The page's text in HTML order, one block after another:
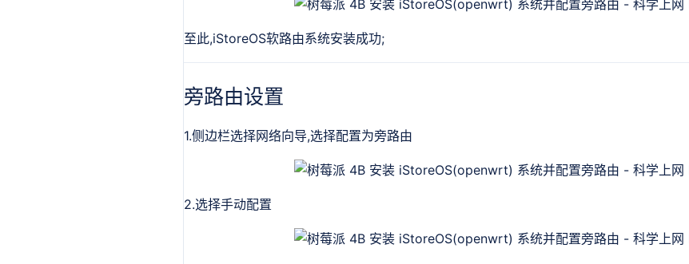
至此,iStoreOS软路由系统安装成功;
旁路由设置
1.侧边栏选择网络向导,选择配置为旁路由
2.选择手动配置